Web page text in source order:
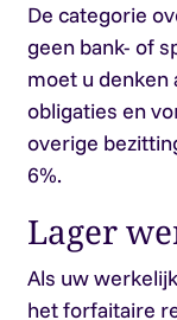
De categorie
geen bank- of
moet u denken
obligaties en
overige
6%.
Lager
Als uw
het forfaitaire